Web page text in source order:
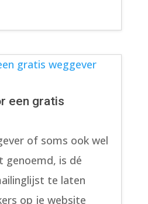
een gratis
of soms ook wel
genoemd, is dé
te laten
op je website